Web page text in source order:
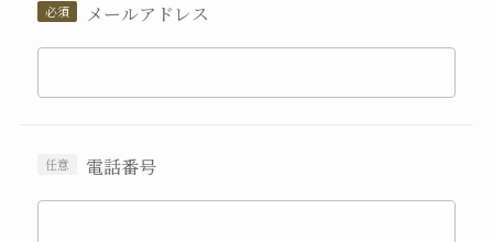
メールアドレス
電話番号